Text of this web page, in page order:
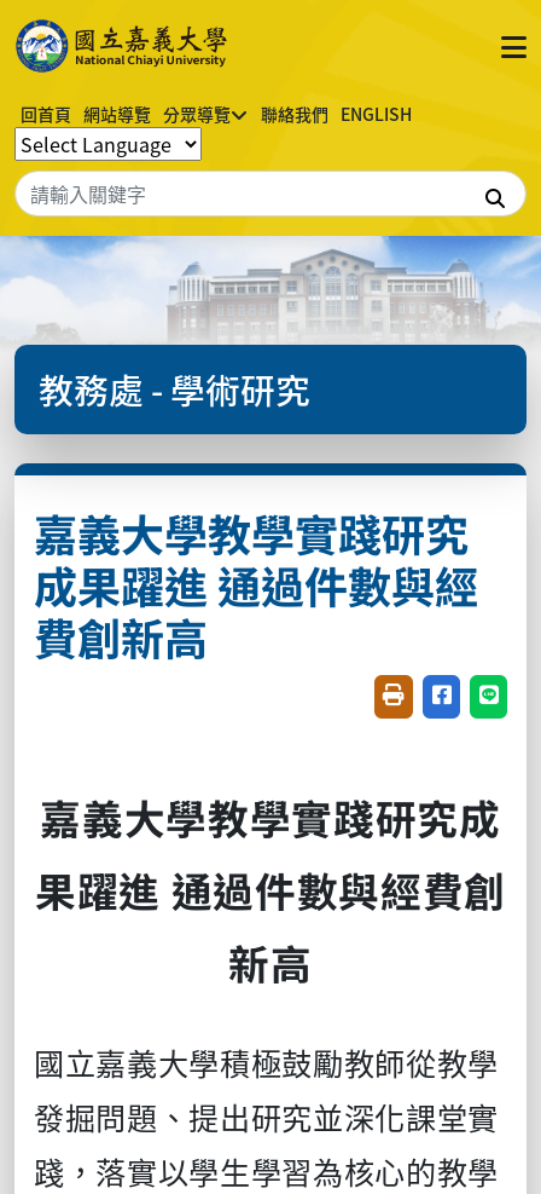
回首頁 網站導覽 分眾導覽 聯絡我們 ENGLISH
搜尋
教務處 - 學術研究
嘉義大學教學實踐研究
成果躍進 通過件數與經
費創新高
友善列印(開新視
分享至臉書
分享
嘉義大學教學實踐研究成
果躍進 通過件數與經費創
新高
國立嘉義大學積極鼓勵教師從教學
發掘問題、提出研究並深化課堂實
踐，落實以學生學習為核心的教學